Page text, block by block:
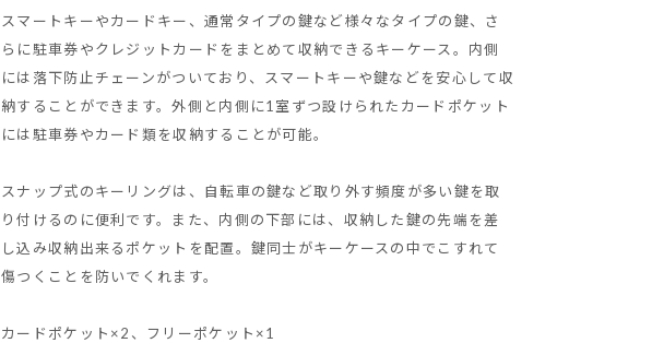
スマートキーやカードキー、通常タイプの鍵など様々なタイプの鍵、さ
らに駐車券やクレジットカードをまとめて収納できるキーケース。内側
には落下防止チェーンがついており、スマートキーや鍵などを安心して収
納することができます。外側と内側に1室ずつ設けられたカードポケット
には駐車券やカード類を収納することが可能。
スナップ式のキーリングは、自転車の鍵など取り外す頻度が多い鍵を取
り付けるのに便利です。また、内側の下部には、収納した鍵の先端を差
し込み収納出来るポケットを配置。鍵同士がキーケースの中でこすれて
傷つくことを防いでくれます。
カードポケット×2、フリーポケット×1